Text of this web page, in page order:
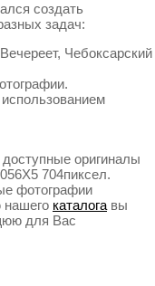
создать
задач:
Чебоксарский
оригиналы
704пиксел.
фотографии
каталога вы
для Вас